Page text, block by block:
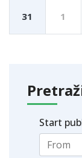
31 1
Start